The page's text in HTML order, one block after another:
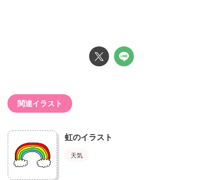
関連イラスト
虹のイラスト
天気